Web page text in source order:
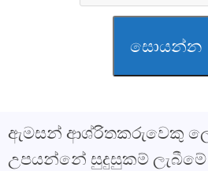
සොයන්න
ඇමසන් ආශ්රිතකරුවෙකු
උපයන්නේ සුදුසුකම් ලැබීමේ